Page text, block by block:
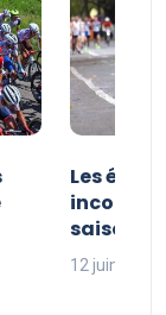
Les
saison
12 juin 2025